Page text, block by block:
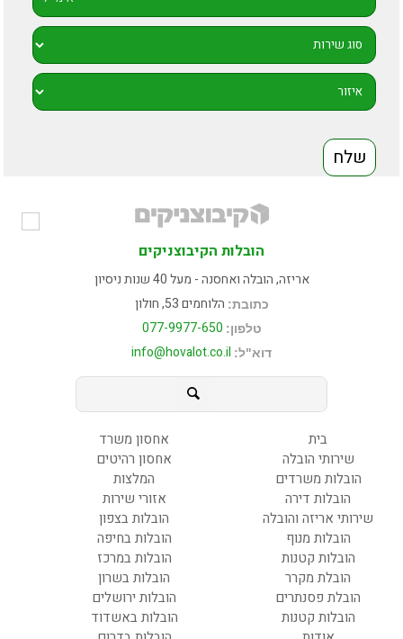
הובלות הקיבוצניקים
אריזה, הובלה ואחסנה - מעל 40 שנות ניסיון
כתובת: הלוחמים 53, חולון
טלפון: 077-9977-650
דוא"ל: info@hovalot.co.il
בית
שירותי הובלה
הובלות משרדים
הובלות דירה
שירותי אריזה והובלה
הובלות מנוף
הובלות קטנות
הובלת מקרר
הובלת פסנתרים
הובלות קטנות
אחסון משרד
אחסון רהיטים
המלצות
אזורי שירות
הובלות בצפון
הובלות בחיפה
הובלות במרכז
הובלות בשרון
הובלות ירושלים
הובלות באשדוד